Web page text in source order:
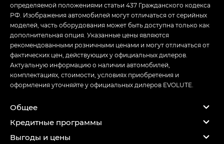
определяемой положениями статьи 437 Гражданского кодекса
РФ. Изображения автомобилей могут отличаться от серийных
моделей, часть оборудования может быть доступна только как
дополнительная опция. Указанные цены являются
рекомендованными розничными ценами и могут отличаться от
фактических цен, действующих у официальных дилеров.
Актуальную информацию о наличии автомобилей,
комплектациях, стоимости, условиях приобретения и
оформления уточняйте у официальных дилеров EVOLUTE.
Общее
Кредитные программы
Выгоды и цены